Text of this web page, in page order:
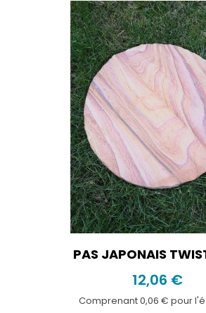
PAS JAPONAIS
12,06 €
Comprenant 0,06 € pour